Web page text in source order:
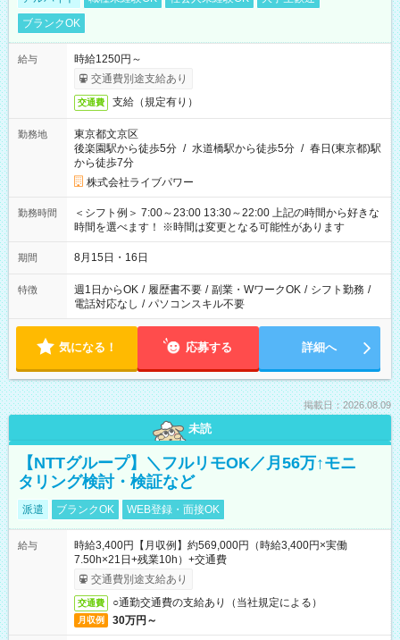
ブランクOK
給与
時給1250円～
交通費別途支給あり
交通費 支給（規定有り）
勤務地
東京都文京区
後楽園駅から徒歩5分 / 水道橋駅から徒歩5分 / 春日(東京都)駅
から徒歩7分
株式会社ライブパワー
勤務時間
＜シフト例＞ 7:00～23:00 13:30～22:00 上記の時間から好きな
時間を選べます！ ※時間は変更となる可能性があります
期間 8月15日・16日
特徴 週1日からOK / 履歴書不要 / 副業・WワークOK / シフト勤務 /
電話対応なし / パソコンスキル不要
気になる！ 応募する 詳細へ
掲載日：2026.08.09
未読
【NTTグループ】＼フルリモOK／月56万↑モニ
タリング検討・検証など
派遣 ブランクOK WEB登録・面接OK
給与
時給3,400円【月収例】約569,000円（時給3,400円×実働
7.50h×21日+残業10h）+交通費
交通費別途支給あり
交通費 ○通勤交通費の支給あり（当社規定による）
月収例 30万円～